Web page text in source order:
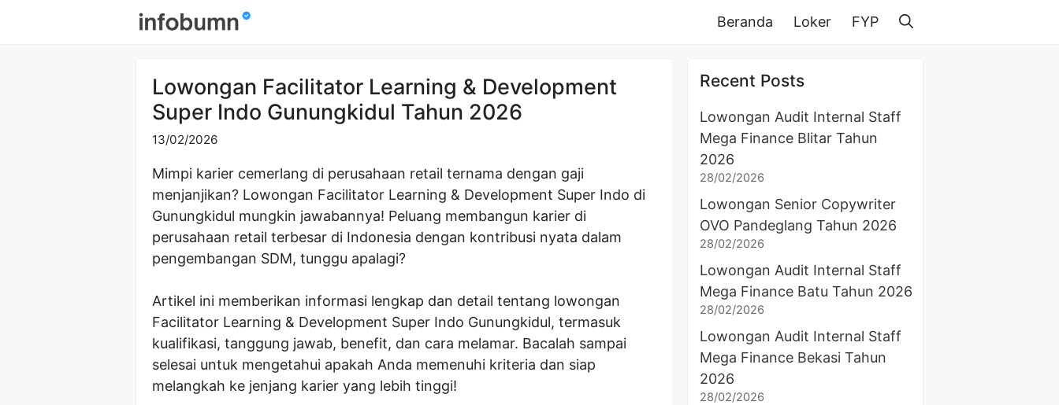
Beranda Loker FYP
Lowongan Facilitator Learning & Development
Super Indo Gunungkidul Tahun 2026
13/02/2026
Mimpi karier cemerlang di perusahaan retail ternama dengan gaji
menjanjikan? Lowongan Facilitator Learning & Development Super Indo di
Gunungkidul mungkin jawabannya! Peluang membangun karier di
perusahaan retail terbesar di Indonesia dengan kontribusi nyata dalam
pengembangan SDM, tunggu apalagi?
Artikel ini memberikan informasi lengkap dan detail tentang lowongan
Facilitator Learning & Development Super Indo Gunungkidul, termasuk
kualifikasi, tanggung jawab, benefit, dan cara melamar. Bacalah sampai
selesai untuk mengetahui apakah Anda memenuhi kriteria dan siap
melangkah ke jenjang karier yang lebih tinggi!
Recent Posts
Lowongan Audit Internal Staff
Mega Finance Blitar Tahun
2026
28/02/2026
Lowongan Senior Copywriter
OVO Pandeglang Tahun 2026
28/02/2026
Lowongan Audit Internal Staff
Mega Finance Batu Tahun 2026
28/02/2026
Lowongan Audit Internal Staff
Mega Finance Bekasi Tahun
2026
28/02/2026